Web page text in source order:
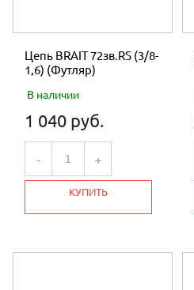
Цепь BRAIT 72зв.RS (3/8-
1,6) (Футляр)
В наличии
1 040 руб.
- +
КУПИТЬ